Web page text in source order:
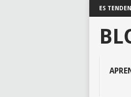
ES